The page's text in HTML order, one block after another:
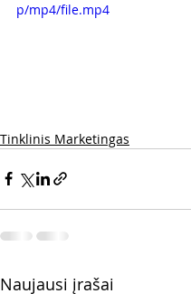
p/mp4/file.mp4
Tinklinis Marketingas
Naujausi įrašai